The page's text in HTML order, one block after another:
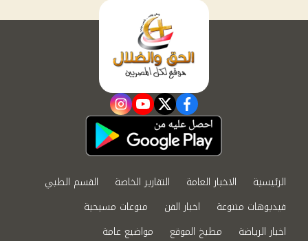
facebook
twitter
youtube
instagram
الرئيسية الاخبار العامة التقارير الخاصة
القسم الطبي
فيديوهات متنوعة
اخبار الفن
منوعات مسيحية
اخبار الرياضة
مطبخ الموقع مواضيع عامة